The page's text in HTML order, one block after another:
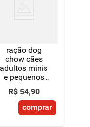
ração dog
chow cães
adultos minis
e pequenos
sabor carne,
frango e arroz
3kg
R$ 54,90
comprar